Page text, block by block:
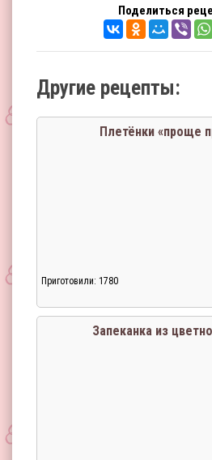
Поделиться
Другие рецепты:
Плетёнки «проще
Приготовили: 1780
Запеканка из